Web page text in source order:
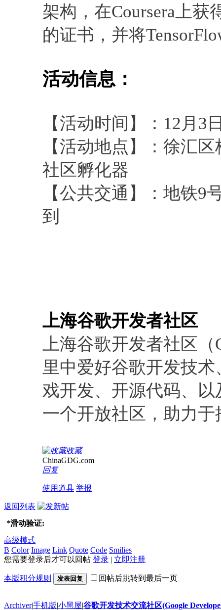
架构，在Coursera上
的证书，并将
活动信息：
【活动时间】：12月3
【活动地点】：徐汇
社区孵化器
【公共交通】：地铁9
到
上海谷歌开发者社区
上海谷歌开发者社区（
里中爱好谷歌开发技
戏开发、开源代码、
一个开放社区，助力
收藏
ChinaGDG.com
回复
使用道具 举报
返回列表
*滑动验证:
高级模式
B Color Image Link Quote Code Smilies
您需要登录后才可以回帖 登录 | 立即注册
本版积分规则 发表回复 回帖后跳转到最后一页
Archiver|手机版|小黑屋|谷歌开发技术交流社区(Google